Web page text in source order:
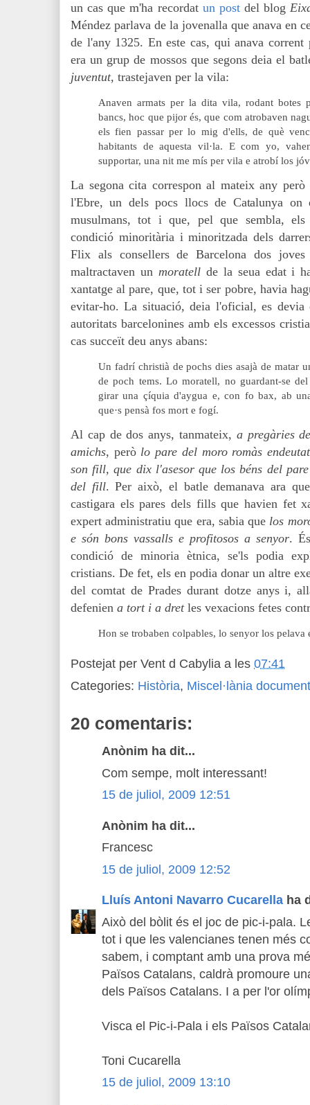
un cas que m'ha recordat un postdel blog
Méndez parlava de la jovenalla que anava en
de l'any 1325. En este cas, qui anava
era un grup de mossos que segons deia el
juventut, trastejaven per la vila:
Anaven armats per la dita vila, rodant botes
bancs, hoc que pijor és, que com atrobaven
els fien passar per lo mig d'ells, de què
habitants de aquesta vil·la. E com yo,
supportar, una nit me mís per vila e atrobí los
La segona cita correspon al mateix any
l'Ebre, un dels pocs llocs de Catalunya on
musulmans, tot i que, pel que sembla,
condició minoritària i minoritzada dels
Flix als consellers de Barcelona dos
maltractaven un moratellde la seua edati
xantatge al pare, que, tot i ser pobre, havia
evitar-ho. La situació, deia l'oficial, es
autoritats barcelonines amb els excessos
cas succeït deu anys abans:
Un fadrí christià de pochs dies asajà de matar
de poch tems. Lo moratell, no guardant-se
girar una çíquia d'aygua e, con fo bax, ab
que·s pensà fos mort e fogí.
Al cap de dos anys, tanmateix, a pregàries
amichs, però lo pare del moro romàs
son fill, que dix l'asesor que los béns del
del fill. Per això, el batle demanava ara
castigara els pares dels fills que havien fet
expert administratiu que era, sabia que los
e són bons vassalls e profitosos a senyor.
condició de minoria ètnica, se'ls podia
cristians. De fet, els en podia donar un altre
del comtat de Prades durant dotze anys i,
defenien a tort i a dretles vexacions fetes
Hon se trobaben colpables, lo senyor los pelava
Postejat per Vent d Cabylia a les 07:41
Categories: Història, Miscel·lània
20 comentaris:
Anònim ha dit...
Com sempe, molt interessant!
15 de juliol, 2009 12:51
Anònim ha dit...
Francesc
15 de juliol, 2009 12:52
Lluís Antoni Navarro Cucarella ha
Això del bòlit és el joc de pic-i-pala.
tot i que les valencianes tenen més
sabem, i comptant amb una prova
Països Catalans, caldrà promoure
dels Països Catalans. I a per l'or
Visca el Pic-i-Pala i els Països
Toni Cucarella
15 de juliol, 2009 13:10